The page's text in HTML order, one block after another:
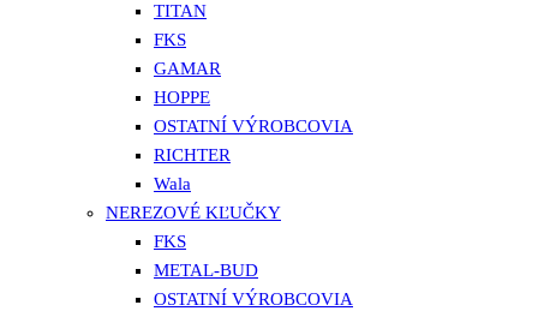
TITAN
FKS
GAMAR
HOPPE
OSTATNÍ VÝROBCOVIA
RICHTER
Wala
NEREZOVÉ KĽUČKY
FKS
METAL-BUD
OSTATNÍ VÝROBCOVIA